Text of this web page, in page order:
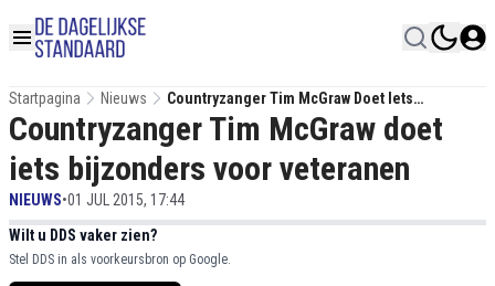
Startpagina Nieuws
Countryzanger Tim McGraw Doet Iets
Bijzonders Voor Veteranen
Countryzanger Tim McGraw doet
iets bijzonders voor veteranen
NIEUWS•01 JUL 2015, 17:44
Wilt u DDS vaker zien?
Stel DDS in als voorkeursbron op Google.